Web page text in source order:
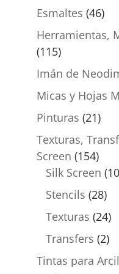
Esmaltes (46)
Herramientas,
(115)
Imán de
Micas y Hojas
Pinturas (21)
Texturas,
Screen (154)
Silk Screen
Stencils (28)
Texturas (24)
Transfers (2)
Tintas para